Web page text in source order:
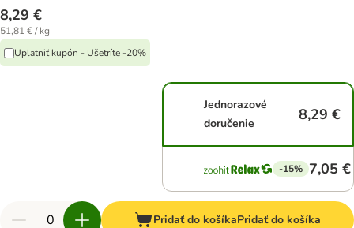
8,29 €
51,81 € / kg
Uplatniť kupón - Ušetríte -20%
Jednorazové
doručenie
8,29 €
-15% 7,05 €
Pridať do košíkaPridať do košíka